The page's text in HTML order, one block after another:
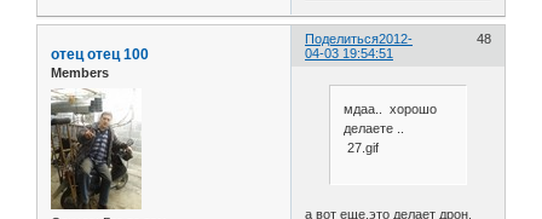
Поделиться 48
2012-
04-03 19:54:51
отец отец 100
Members
мдаа.. хорошо
делаете ..
27.gif
а вот еще.это делает дрон.